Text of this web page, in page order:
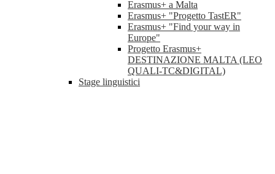
Erasmus+ a Malta
Erasmus+ "Progetto TastER"
Erasmus+ "Find your way in
Europe"
Progetto Erasmus+
DESTINAZIONE MALTA (LEO
QUALI-TC&DIGITAL)
Stage linguistici